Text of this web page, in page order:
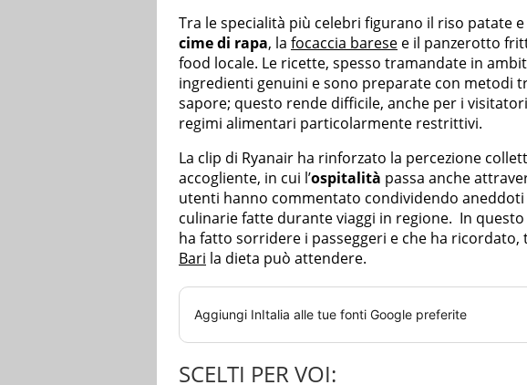
Tra le specialità più celebri figurano il riso patate e
cime di rapa, la focaccia barese e il panzerotto
food locale. Le ricette, spesso tramandate in
ingredienti genuini e sono preparate con metodi
sapore; questo rende difficile, anche per i
regimi alimentari particolarmente restrittivi.
La clip di Ryanair ha rinforzato la percezione
accogliente, in cui l’ospitalità passa anche
utenti hanno commentato condividendo
culinarie fatte durante viaggi in regione. In
ha fatto sorridere i passeggeri e che ha ricordato,
Bari la dieta può attendere.
Aggiungi InItalia alle tue fonti Google preferite
SCELTI PER VOI: